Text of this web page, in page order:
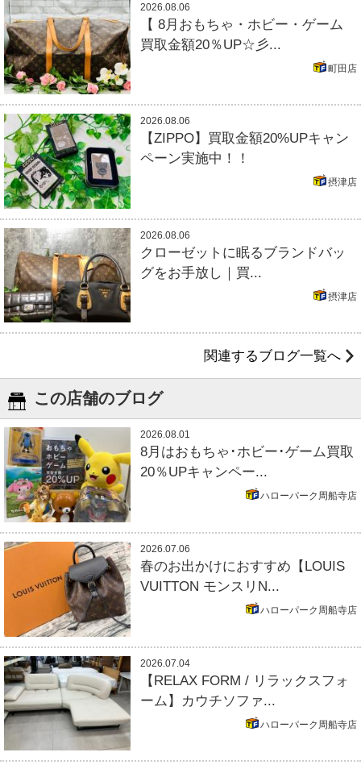
2026.08.06
【 8月おもちゃ・ホビー・ゲーム
買取金額20％UP☆彡...
町田店
2026.08.06
【ZIPPO】買取金額20%UPキャン
ペーン実施中！！
摂津店
2026.08.06
クローゼットに眠るブランドバッ
グをお手放し｜買...
摂津店
関連するブログ一覧へ
この店舗のブログ
2026.08.01
8月はおもちゃ･ホビー･ゲーム買取
20％UPキャンペー...
ハローパーク周船寺店
2026.07.06
春のお出かけにおすすめ【LOUIS
VUITTON モンスリN...
ハローパーク周船寺店
2026.07.04
【RELAX FORM / リラックスフォ
ーム】カウチソファ...
ハローパーク周船寺店